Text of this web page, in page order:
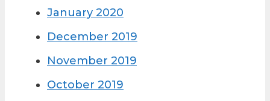
January 2020
December 2019
November 2019
October 2019